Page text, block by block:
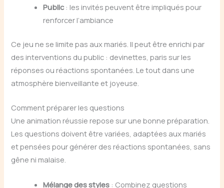
Public: les invités peuvent être impliqués pour
renforcer l’ambiance
Ce jeu ne se limite pas aux mariés. Il peut être enrichi par
des interventions du public : devinettes, paris sur les
réponses ou réactions spontanées. Le tout dans une
atmosphère bienveillante et joyeuse.
Comment préparer les questions
Une animation réussie repose sur une bonne préparation.
Les questions doivent être variées, adaptées aux mariés
et pensées pour générer des réactions spontanées, sans
gêne ni malaise.
Mélange des styles : Combinez questions